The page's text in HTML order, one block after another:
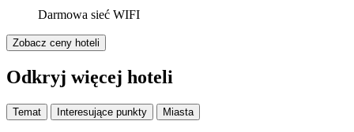
Darmowa sieć WIFI
Zobacz ceny hoteli
Odkryj więcej hoteli
Temat Interesujące punkty Miasta